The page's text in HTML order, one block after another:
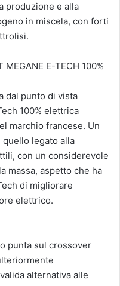
produzione e alla
in miscela, con forti
MEGANE E-TECH 100%
dal punto di vista
100% elettrica
marchio francese. Un
legato alla
con un considerevole
massa, aspetto che ha
di migliorare
elettrico.
punta sul crossover
alternativa alle